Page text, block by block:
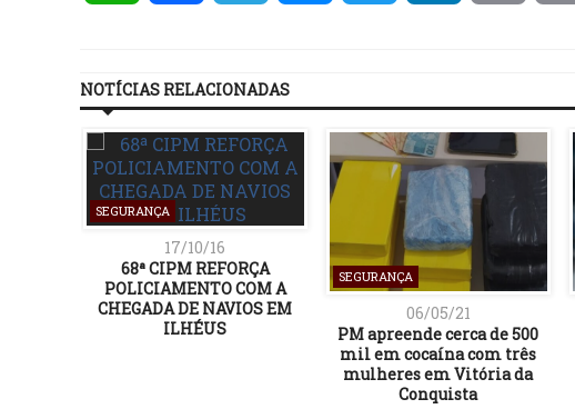
NOTÍCIAS RELACIONADAS
SEGURANÇA
17/10/16
68ª CIPM REFORÇA
POLICIAMENTO COM A
CHEGADA DE NAVIOS EM
ILHÉUS
SEGURANÇA
06/05/21
PM apreende cerca de 500
mil em cocaína com três
mulheres em Vitória da
Conquista